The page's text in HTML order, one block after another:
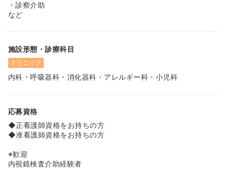
・診察介助
など
施設形態・診療科目
クリニック
内科・呼吸器科・消化器科・アレルギー科・小児科
応募資格
◆正看護師資格をお持ちの方
◆准看護師資格をお持ちの方
※歓迎
内視鏡検査介助経験者